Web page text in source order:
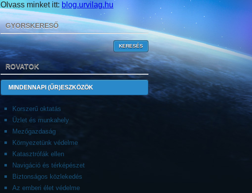
Olvass minket itt: blog.urvilag.hu
GYORSKERESŐ
ROVATOK
MINDENNAPI (ŰR)ESZKÖZÖK
Korszerű oktatás
Üzlet és munkahely
Mezőgazdaság
Környezetünk védelme
Katasztrófák ellen
Navigáció és térképészet
Biztonságos közlekedés
Az emberi élet védelme